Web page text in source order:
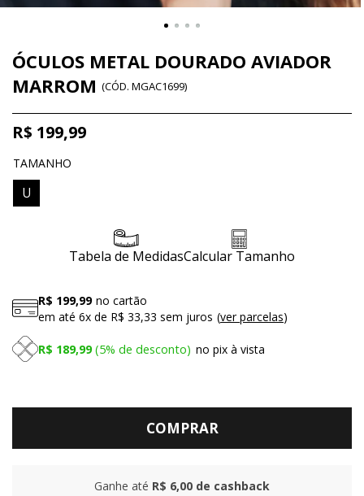
ÓCULOS METAL DOURADO AVIADOR
MARROM (CÓD. MGAC1699)
R$ 199,99
TAMANHO
U
Tabela de MedidasCalcular Tamanho
R$ 199,99 no cartão
em até 6x de R$ 33,33 sem juros ver parcelas
R$ 189,99 no pix à vista
5% de desconto
COMPRAR
Ganhe até R$ 6,00 de cashback